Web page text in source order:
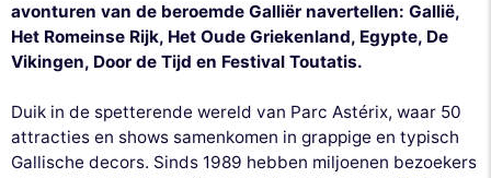
avonturen van de beroemde Galliër navertellen: Gallië,
Het Romeinse Rijk, Het Oude Griekenland, Egypte, De
Vikingen, Door de Tijd en Festival Toutatis.
Duik in de spetterende wereld van Parc Astérix, waar 50
attracties en shows samenkomen in grappige en typisch
Gallische decors. Sinds 1989 hebben miljoenen bezoekers